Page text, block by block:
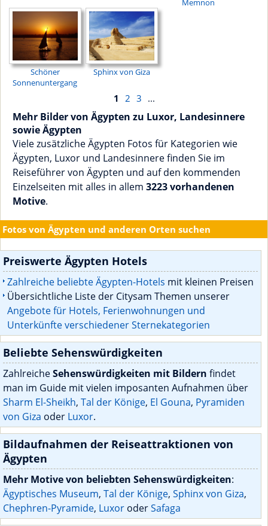
Memnon
Schöner
Sonnenuntergang
Sphinx von Giza
1 2 3 ...
Mehr Bilder von Ägypten zu Luxor, Landesinnere
sowie Ägypten
Viele zusätzliche Ägypten Fotos für Kategorien wie
Ägypten, Luxor und Landesinnere finden Sie im
Reiseführer von Ägypten und auf den kommenden
Einzelseiten mit alles in allem 3223 vorhandenen
Motive.
Fotos von Ägypten und anderen Orten suchen
Preiswerte Ägypten Hotels
Zahlreiche beliebte Ägypten-Hotels mit kleinen Preisen
Übersichtliche Liste der Citysam Themen unserer
Angebote für Hotels, Ferienwohnungen und
Unterkünfte verschiedener Sternekategorien
Beliebte Sehenswürdigkeiten
ZahlreicheSehenswürdigkeiten mit Bildern findet
man im Guide mit vielen imposanten Aufnahmen über
Sharm El-Sheikh, Tal der Könige, El Gouna, Pyramiden
von Giza oder Luxor.
Bildaufnahmen der Reiseattraktionen von
Ägypten
Mehr Motive von beliebten Sehenswürdigkeiten:
Ägyptisches Museum, Tal der Könige, Sphinx von Giza,
Chephren-Pyramide, Luxor oderSafaga